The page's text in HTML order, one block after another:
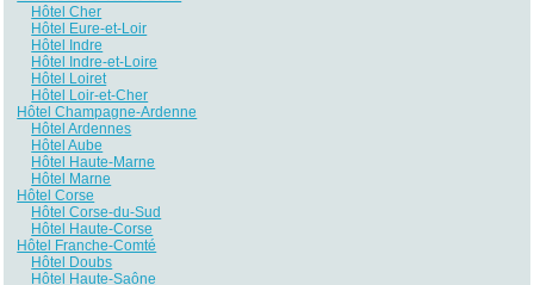
Hôtel Cher
Hôtel Eure-et-Loir
Hôtel Indre
Hôtel Indre-et-Loire
Hôtel Loiret
Hôtel Loir-et-Cher
Hôtel Champagne-Ardenne
Hôtel Ardennes
Hôtel Aube
Hôtel Haute-Marne
Hôtel Marne
Hôtel Corse
Hôtel Corse-du-Sud
Hôtel Haute-Corse
Hôtel Franche-Comté
Hôtel Doubs
Hôtel Haute-Saône